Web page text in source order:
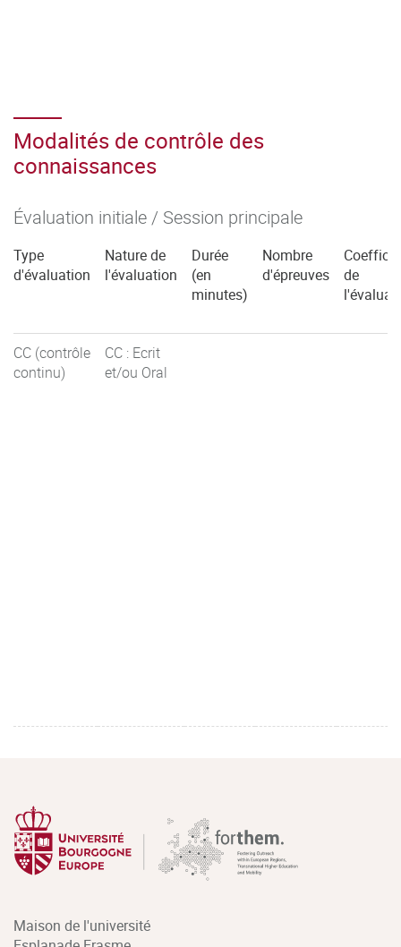
Modalités de contrôle des
connaissances
Évaluation initiale / Session principale
Type
d'évaluation
Nature de
l'évaluation
Durée
(en
minutes)
Nombre
d'épreuves
de
CC (contrôle
continu)
CC : Ecrit
et/ou Oral
Maison de l'université